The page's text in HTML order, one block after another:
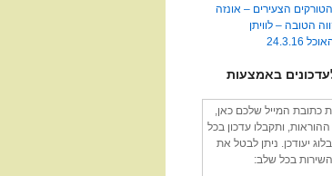
הצעירים – אונזה
הטובה – לוויתן
24.3.16
באמצעות
כתובת המייל שלכם כאן,
ותקבלו עדכון בכל
יעודכן. ניתן לבטל את
השירות בכל שלב: